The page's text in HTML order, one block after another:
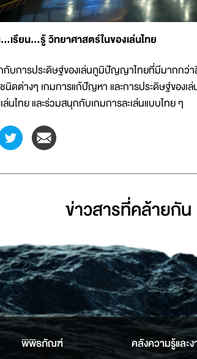
เรียน...รู้ วิทยาศาสตร์ในของเล่นไทย
บการประดิษฐ์ของเล่นภูมิปัญญาไทยที่มีมากกว่า
นิดต่างๆ เกมการแก้ปัญหา และการประดิษฐ์ของ
ล่นไทย และร่วมสนุกกับเกมการละเล่นแบบไทย ๆ
ข่าวสารที่่คล้ายกัน
พิพิธภัณฑ์ คลังความรู้และ